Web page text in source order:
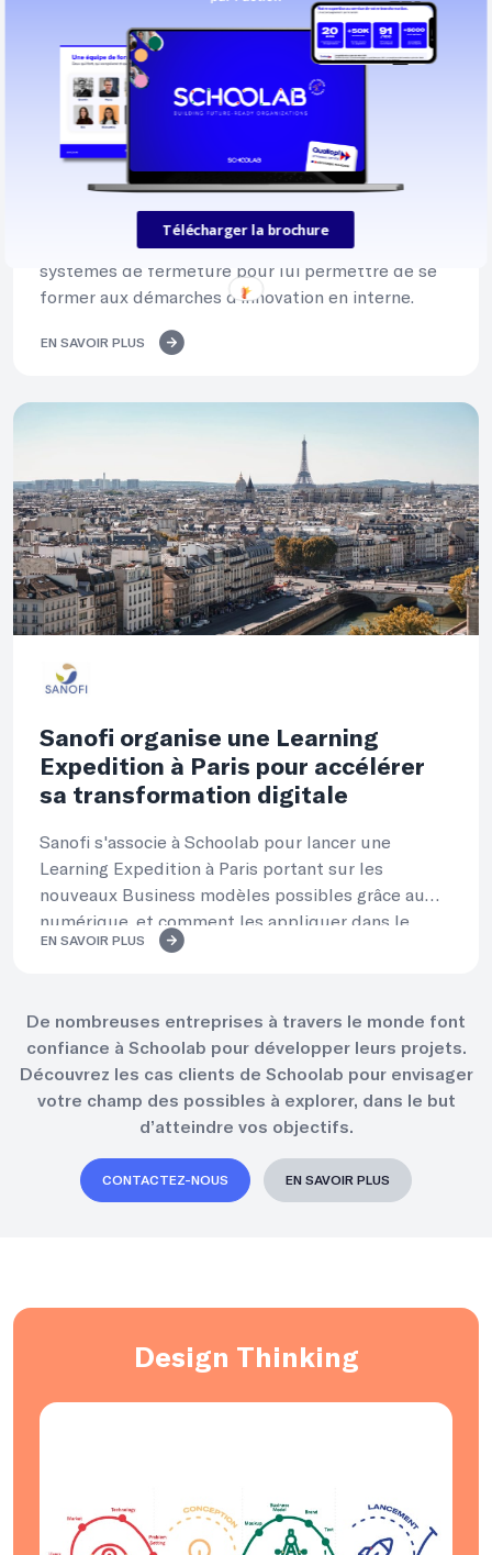
La créativité comme moteur du
renouvellement
Schoolab a collaboré avec un leader français des
systèmes de fermeture pour lui permettre de se
former aux démarches d’innovation en interne.
EN SAVOIR PLUS
Sanofi organise une Learning
Expedition à Paris pour accélérer
sa transformation digitale
Sanofi s'associe à Schoolab pour lancer une
Learning Expedition à Paris portant sur les
nouveaux Business modèles possibles grâce au
numérique, et comment les appliquer dans le
secteur de la santé.
EN SAVOIR PLUS
De nombreuses entreprises à travers le monde font
confiance à Schoolab pour développer leurs projets.
Découvrez les cas clients de Schoolab pour envisager
votre champ des possibles à explorer, dans le but
d’atteindre vos objectifs.
CONTACTEZ-NOUS EN SAVOIR PLUS
Design Thinking
Télécharger la brochure